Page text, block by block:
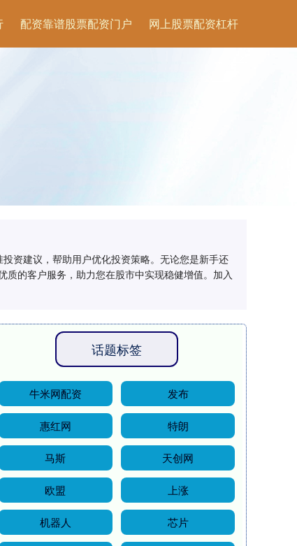
配资靠谱股票配资门户 网上股票配资杠杆
资建议，帮助用户优化投资策略。无论您是新手还
的客户服务，助力您在股市中实现稳健增值。加入
话题标签
牛米网配资 发布
惠红网 特朗
马斯 天创网
欧盟 上涨
机器人 芯片